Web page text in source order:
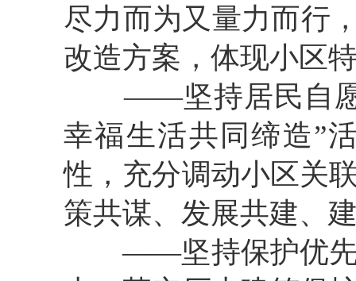
尽力而为又量力而行
改造方案，体现小区
——坚持居民自
幸福生活共同缔造”
性，充分调动小区关
策共谋、发展共建、
——坚持保护优